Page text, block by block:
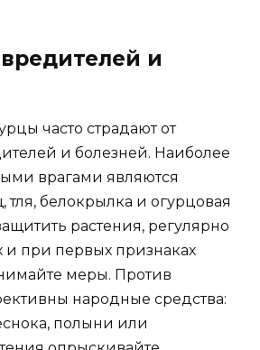
и
часто страдают от
и болезней. Наиболее
врагами являются
белокрылка и огурцовая
растения, регулярно
и при первых признаках
меры. Против
народные средства:
полыни или